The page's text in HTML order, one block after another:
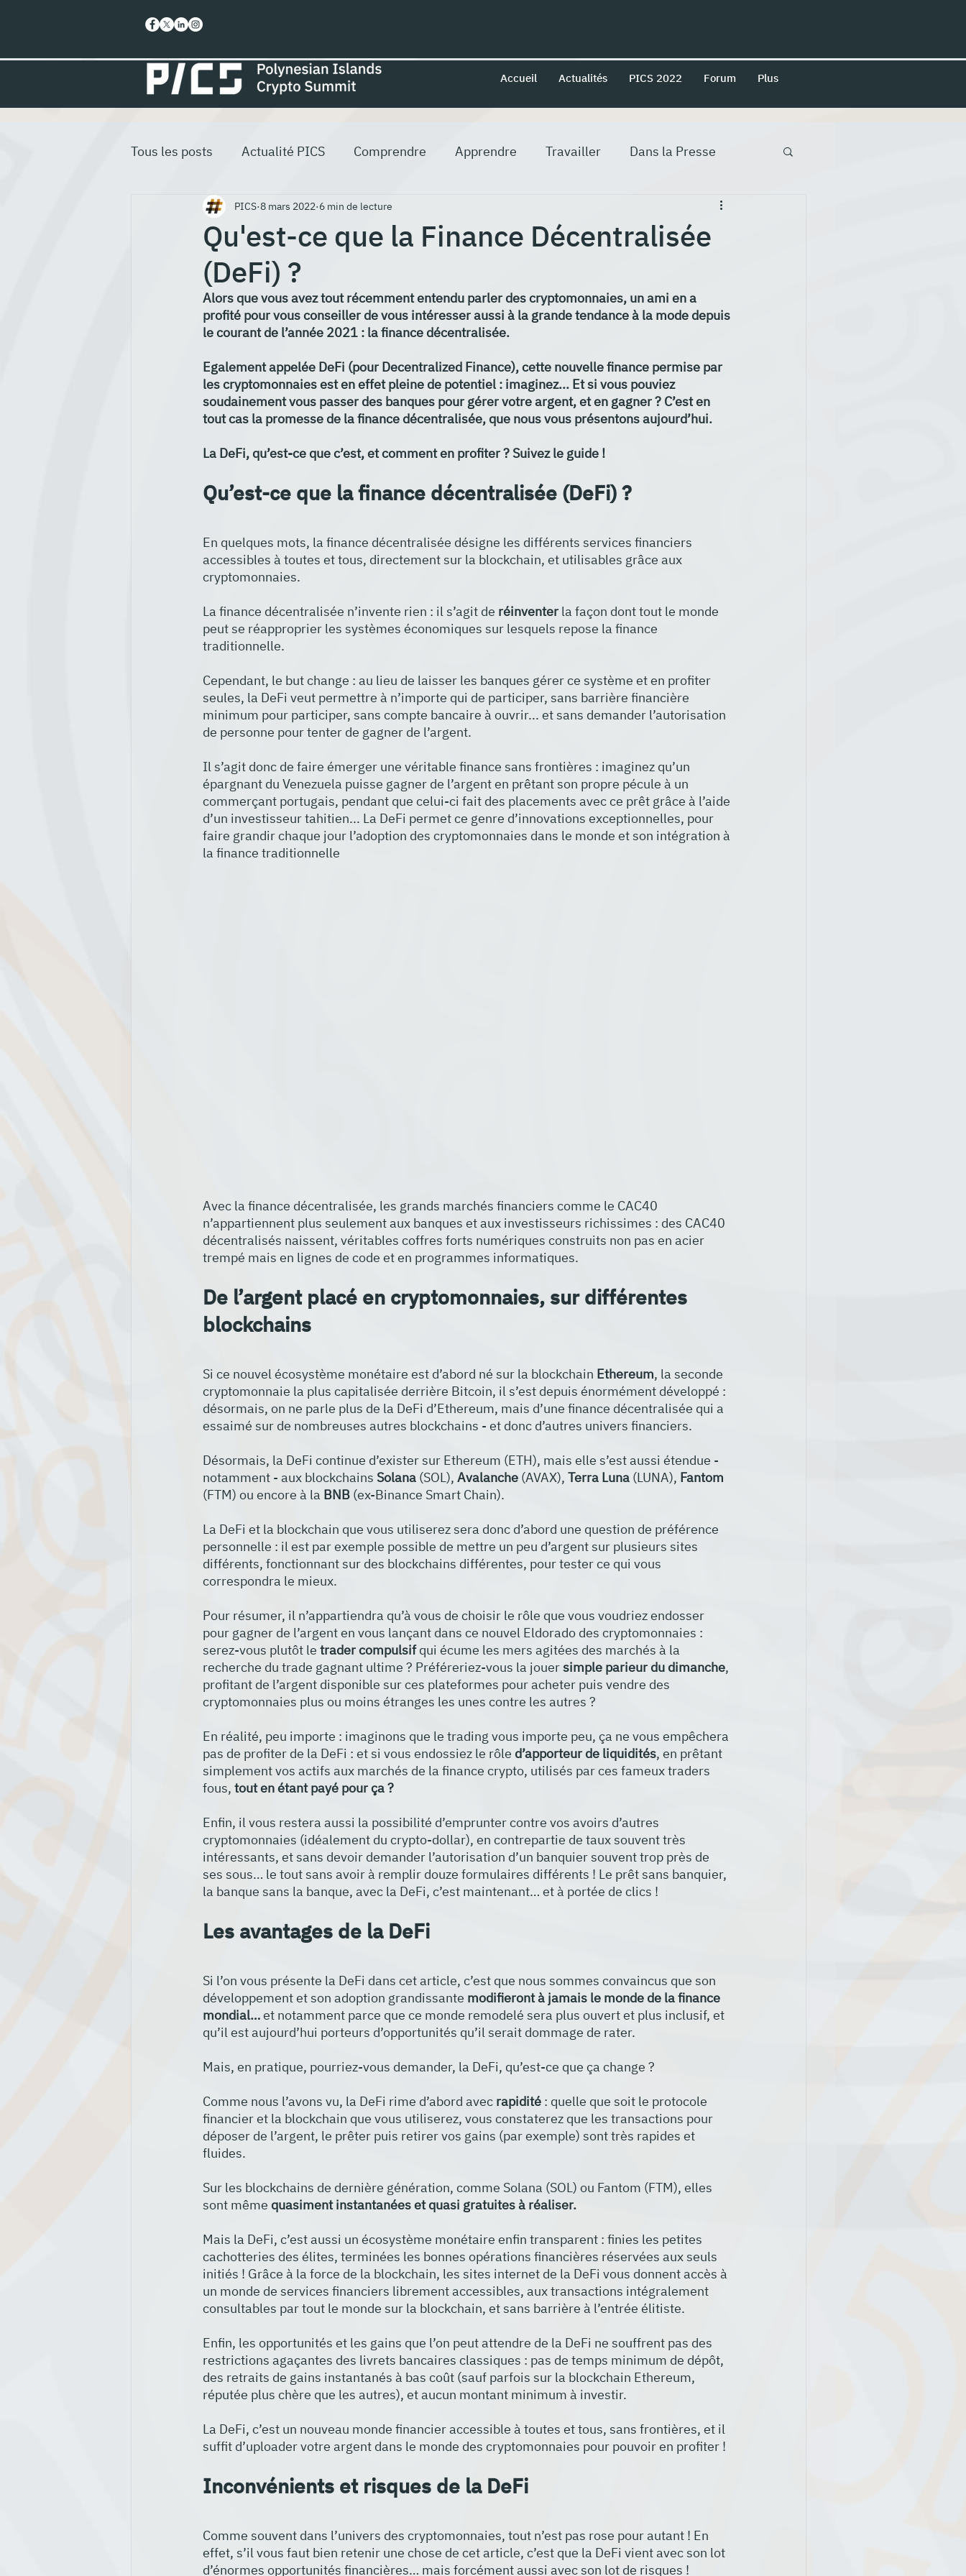
Tous les posts Actualité PICS Comprendre Apprendre Travailler Dans la Presse
Qu'est-ce que la Finance Décentralisée
(DeFi) ?
PICS 8 mars 2022 6 min de lecture
Alors que vous avez tout récemment entendu parler des cryptomonnaies, un ami en a
profité pour vous conseiller de vous intéresser aussi à la grande tendance à la mode depuis
le courant de l’année 2021 : la finance décentralisée.
Egalement appelée DeFi (pour Decentralized Finance), cette nouvelle finance permise par
les cryptomonnaies est en effet pleine de potentiel : imaginez... Et si vous pouviez
soudainement vous passer des banques pour gérer votre argent, et en gagner ? C’est en
tout cas la promesse de la finance décentralisée, que nous vous présentons aujourd’hui.
La DeFi, qu’est-ce que c’est, et comment en profiter ? Suivez le guide !
Qu’est-ce que la finance décentralisée (DeFi) ?
En quelques mots, la finance décentralisée désigne les différents services financiers
accessibles à toutes et tous, directement sur la blockchain, et utilisables grâce aux
cryptomonnaies.
La finance décentralisée n’invente rien : il s’agit de réinventer la façon dont tout le monde
peut se réapproprier les systèmes économiques sur lesquels repose la finance
traditionnelle.
Cependant, le but change : au lieu de laisser les banques gérer ce système et en profiter
seules, la DeFi veut permettre à n’importe qui de participer, sans barrière financière
minimum pour participer, sans compte bancaire à ouvrir... et sans demander l’autorisation
de personne pour tenter de gagner de l’argent.
Il s’agit donc de faire émerger une véritable finance sans frontières : imaginez qu’un
épargnant du Venezuela puisse gagner de l’argent en prêtant son propre pécule à un
commerçant portugais, pendant que celui-ci fait des placements avec ce prêt grâce à l’aide
d’un investisseur tahitien... La DeFi permet ce genre d’innovations exceptionnelles, pour
faire grandir chaque jour l’adoption des cryptomonnaies dans le monde et son intégration à
la finance traditionnelle
Avec la finance décentralisée, les grands marchés financiers comme le CAC40
n’appartiennent plus seulement aux banques et aux investisseurs richissimes : des CAC40
décentralisés naissent, véritables coffres forts numériques construits non pas en acier
trempé mais en lignes de code et en programmes informatiques.
De l’argent placé en cryptomonnaies, sur différentes
blockchains
Si ce nouvel écosystème monétaire est d’abord né sur la blockchain Ethereum, la seconde
cryptomonnaie la plus capitalisée derrière Bitcoin, il s’est depuis énormément développé :
désormais, on ne parle plus de la DeFi d’Ethereum, mais d’une finance décentralisée qui a
essaimé sur de nombreuses autres blockchains - et donc d’autres univers financiers.
Désormais, la DeFi continue d’exister sur Ethereum (ETH), mais elle s’est aussi étendue -
notamment - aux blockchains Solana (SOL), Avalanche (AVAX), Terra Luna (LUNA), Fantom
(FTM) ou encore à la BNB (ex-Binance Smart Chain).
La DeFi et la blockchain que vous utiliserez sera donc d’abord une question de préférence
personnelle : il est par exemple possible de mettre un peu d’argent sur plusieurs sites
différents, fonctionnant sur des blockchains différentes, pour tester ce qui vous
correspondra le mieux.
Pour résumer, il n’appartiendra qu’à vous de choisir le rôle que vous voudriez endosser
pour gagner de l’argent en vous lançant dans ce nouvel Eldorado des cryptomonnaies :
serez-vous plutôt le trader compulsif qui écume les mers agitées des marchés à la
recherche du trade gagnant ultime ? Préféreriez-vous la jouer simple parieur du dimanche,
profitant de l’argent disponible sur ces plateformes pour acheter puis vendre des
cryptomonnaies plus ou moins étranges les unes contre les autres ?
En réalité, peu importe : imaginons que le trading vous importe peu, ça ne vous empêchera
pas de profiter de la DeFi : et si vous endossiez le rôle d’apporteur de liquidités, en prêtant
simplement vos actifs aux marchés de la finance crypto, utilisés par ces fameux traders
fous, tout en étant payé pour ça ?
Enfin, il vous restera aussi la possibilité d’emprunter contre vos avoirs d’autres
cryptomonnaies (idéalement du crypto-dollar), en contrepartie de taux souvent très
intéressants, et sans devoir demander l’autorisation d’un banquier souvent trop près de
ses sous… le tout sans avoir à remplir douze formulaires différents ! Le prêt sans banquier,
la banque sans la banque, avec la DeFi, c’est maintenant… et à portée de clics !
Les avantages de la DeFi
Si l’on vous présente la DeFi dans cet article, c’est que nous sommes convaincus que son
développement et son adoption grandissante modifieront à jamais le monde de la finance
mondial… et notamment parce que ce monde remodelé sera plus ouvert et plus inclusif, et
qu’il est aujourd’hui porteurs d’opportunités qu’il serait dommage de rater.
Mais, en pratique, pourriez-vous demander, la DeFi, qu’est-ce que ça change ?
Comme nous l’avons vu, la DeFi rime d’abord avec rapidité : quelle que soit le protocole
financier et la blockchain que vous utiliserez, vous constaterez que les transactions pour
déposer de l’argent, le prêter puis retirer vos gains (par exemple) sont très rapides et
fluides.
Sur les blockchains de dernière génération, comme Solana (SOL) ou Fantom (FTM), elles
sont même quasiment instantanées et quasi gratuites à réaliser.
Mais la DeFi, c’est aussi un écosystème monétaire enfin transparent : finies les petites
cachotteries des élites, terminées les bonnes opérations financières réservées aux seuls
initiés ! Grâce à la force de la blockchain, les sites internet de la DeFi vous donnent accès à
un monde de services financiers librement accessibles, aux transactions intégralement
consultables par tout le monde sur la blockchain, et sans barrière à l’entrée élitiste.
Enfin, les opportunités et les gains que l’on peut attendre de la DeFi ne souffrent pas des
restrictions agaçantes des livrets bancaires classiques : pas de temps minimum de dépôt,
des retraits de gains instantanés à bas coût (sauf parfois sur la blockchain Ethereum,
réputée plus chère que les autres), et aucun montant minimum à investir.
La DeFi, c’est un nouveau monde financier accessible à toutes et tous, sans frontières, et il
suffit d’uploader votre argent dans le monde des cryptomonnaies pour pouvoir en profiter !
Inconvénients et risques de la DeFi
Comme souvent dans l’univers des cryptomonnaies, tout n’est pas rose pour autant ! En
effet, s’il vous faut bien retenir une chose de cet article, c’est que la DeFi vient avec son lot
d’énormes opportunités financières… mais forcément aussi avec son lot de risques !
Accueil Actualités PICS 2022 Forum Plus